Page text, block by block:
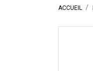
ACCUEIL